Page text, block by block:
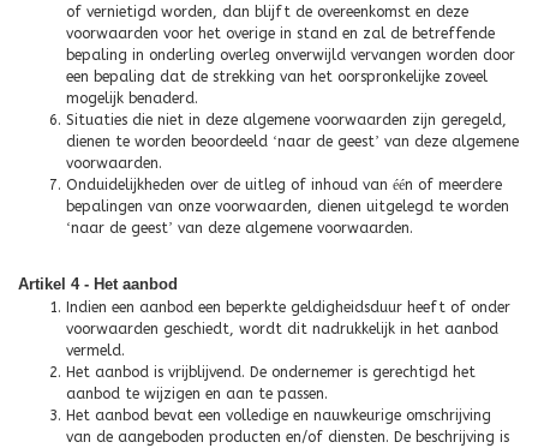
of vernietigd worden, dan blijft de overeenkomst en deze
voorwaarden voor het overige in stand en zal de betreffende
bepaling in onderling overleg onverwijld vervangen worden door
een bepaling dat de strekking van het oorspronkelijke zoveel
mogelijk benaderd.
Situaties die niet in deze algemene voorwaarden zijn geregeld,
dienen te worden beoordeeld ‘naar de geest’ van deze algemene
voorwaarden.
Onduidelijkheden over de uitleg of inhoud van één of meerdere
bepalingen van onze voorwaarden, dienen uitgelegd te worden
‘naar de geest’ van deze algemene voorwaarden.
Artikel 4 - Het aanbod
Indien een aanbod een beperkte geldigheidsduur heeft of onder
voorwaarden geschiedt, wordt dit nadrukkelijk in het aanbod
vermeld.
Het aanbod is vrijblijvend. De ondernemer is gerechtigd het
aanbod te wijzigen en aan te passen.
Het aanbod bevat een volledige en nauwkeurige omschrijving
van de aangeboden producten en/of diensten. De beschrijving is